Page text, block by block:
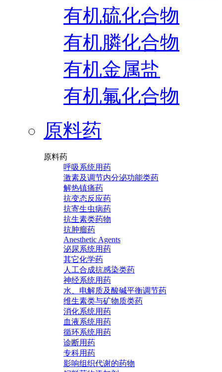
有机硫化合物
有机膦化合物
有机金属盐
有机氟化合物
原料药
原料药
呼吸系统用药
激素及调节内分泌功能类药
解热镇痛药
抗变态反应药
抗寄生虫病药
抗生素类药物
抗肿瘤药
Anesthetic Agents
泌尿系统用药
其它化学药
人工合成抗感染类药
神经系统用药
水、电解质及酸碱平衡调节药
维生素类与矿物质类药
消化系统用药
血液系统用药
循环系统用药
诊断用药
专科用药
影响组织代谢的药物